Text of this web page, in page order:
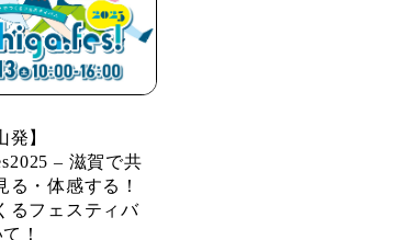
発】
– 滋賀で共
る・体感する！
るフェスティバ
！